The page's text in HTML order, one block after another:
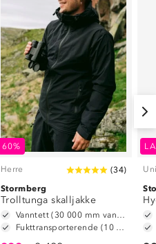
60%
Herre (34)
Stormberg
Trolltunga skalljakke